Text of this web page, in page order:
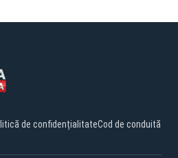
de confidențialitateCod de conduită